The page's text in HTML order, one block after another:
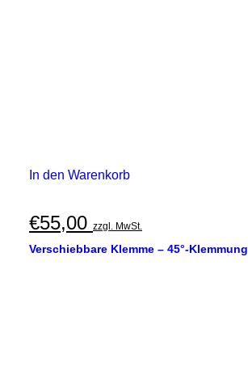
In den Warenkorb
€55,00 zzgl. MwSt.
Verschiebbare Klemme – 45°-Klemmung